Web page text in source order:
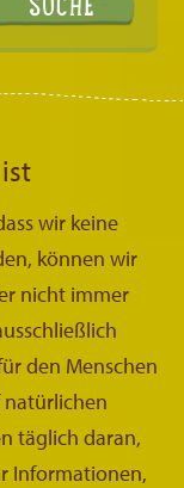
wir keine
können wir
nicht immer
den Menschen
täglich daran,
Informationen,